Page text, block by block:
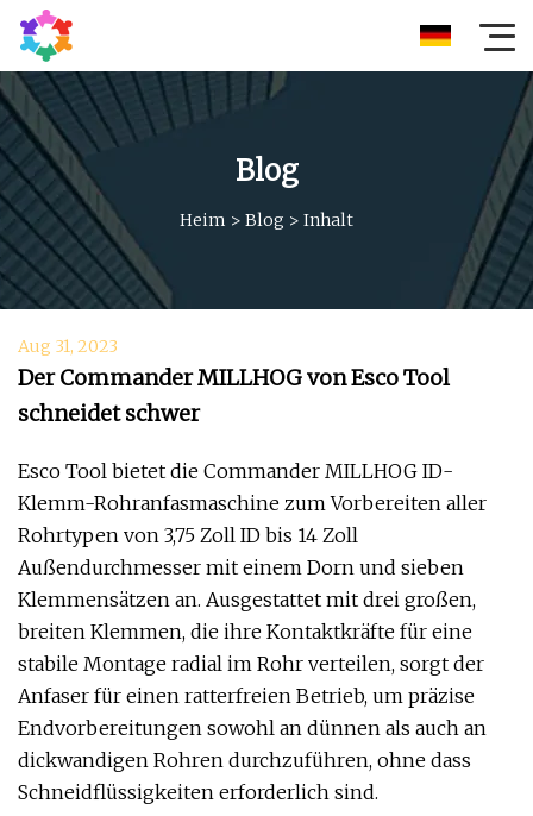
Blog
Heim > Blog > Inhalt
Aug 31, 2023
Der Commander MILLHOG von Esco Tool
schneidet schwer
Esco Tool bietet die Commander MILLHOG ID-
Klemm-Rohranfasmaschine zum Vorbereiten aller
Rohrtypen von 3,75 Zoll ID bis 14 Zoll
Außendurchmesser mit einem Dorn und sieben
Klemmensätzen an. Ausgestattet mit drei großen,
breiten Klemmen, die ihre Kontaktkräfte für eine
stabile Montage radial im Rohr verteilen, sorgt der
Anfaser für einen ratterfreien Betrieb, um präzise
Endvorbereitungen sowohl an dünnen als auch an
dickwandigen Rohren durchzuführen, ohne dass
Schneidflüssigkeiten erforderlich sind.